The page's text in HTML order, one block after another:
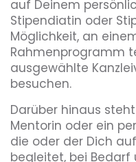
auf Deinem
Stipendiatin oder
Möglichkeit, an
Rahmenprogramm
ausgewählte
besuchen.
Darüber hinaus
Mentorin oder ein
die oder der Dich
begleitet, bei